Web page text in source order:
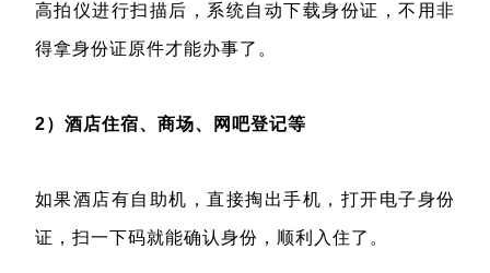
高拍仪进行扫描后，系统自动下载身份证，不用非
得拿身份证原件才能办事了。
2）酒店住宿、商场、网吧登记等
如果酒店有自助机，直接掏出手机，打开电子身份
证，扫一下码就能确认身份，顺利入住了。